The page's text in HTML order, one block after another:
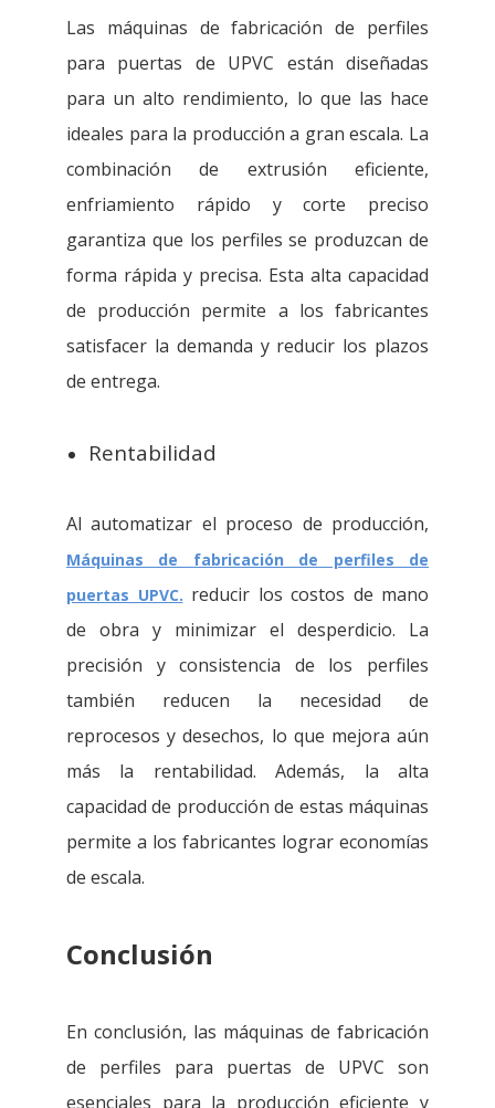
Las máquinas de fabricación de perfiles
para puertas de UPVC están diseñadas
para un alto rendimiento, lo que las hace
ideales para la producción a gran escala. La
combinación de extrusión eficiente,
enfriamiento rápido y corte preciso
garantiza que los perfiles se produzcan de
forma rápida y precisa. Esta alta capacidad
de producción permite a los fabricantes
satisfacer la demanda y reducir los plazos
de entrega.
Rentabilidad
Al automatizar el proceso de producción,
Máquinas de fabricación de perfiles de
puertas UPVC. reducir los costos de mano
de obra y minimizar el desperdicio. La
precisión y consistencia de los perfiles
también reducen la necesidad de
reprocesos y desechos, lo que mejora aún
más la rentabilidad. Además, la alta
capacidad de producción de estas máquinas
permite a los fabricantes lograr economías
de escala.
Conclusión
En conclusión, las máquinas de fabricación
de perfiles para puertas de UPVC son
esenciales para la producción eficiente y